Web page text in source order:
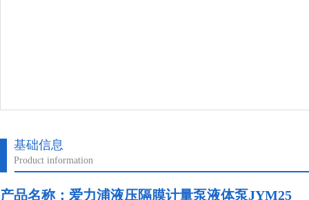
基础信息
Product information
产品名称： 爱力浦液压隔膜计量泵液体泵JYM25